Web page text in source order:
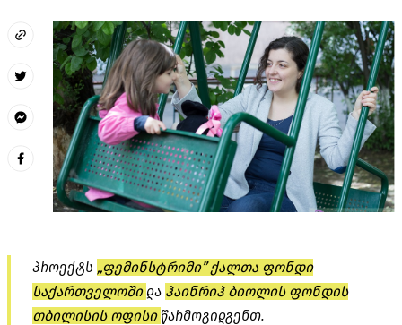
პროექტს „ფემინსტრიმი”ქალთა ფონდი
საქართველოში და ჰაინრიჰ ბიოლის ფონდის
თბილისის ოფისი წარმოგიდგენთ.